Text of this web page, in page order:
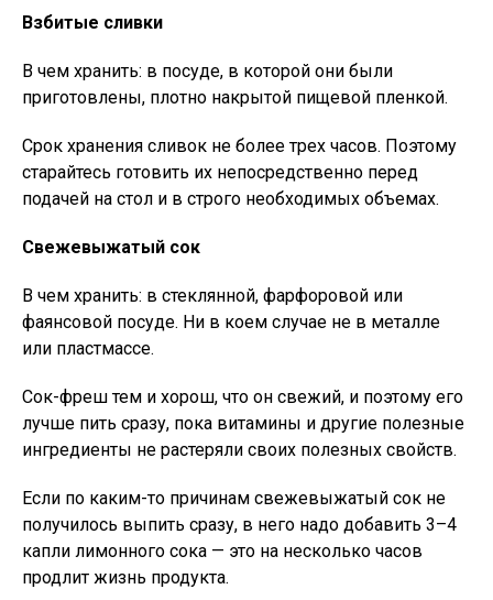
Взбитые сливки
В чем хранить: в посуде, в которой они были
приготовлены, плотно накрытой пищевой пленкой.
Срок хранения сливок не более трех часов. Поэтому
старайтесь готовить их непосредственно перед
подачей на стол и в строго необходимых объемах.
Свежевыжатый сок
В чем хранить: в стеклянной, фарфоровой или
фаянсовой посуде. Ни в коем случае не в металле
или пластмассе.
Сок-фреш тем и хорош, что он свежий, и поэтому его
лучше пить сразу, пока витамины и другие полезные
ингредиенты не растеряли своих полезных свойств.
Если по каким-то причинам свежевыжатый сок не
получилось выпить сразу, в него надо добавить 3–4
капли лимонного сока — это на несколько часов
продлит жизнь продукта.